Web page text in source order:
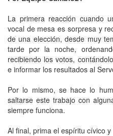
La primera reacción cuando
vocal de mesa es sorpresa y
de una elección, desde muy
tarde por la noche,
recibiendo los votos,
e informar los resultados al
Por lo mismo, se hace lo
saltarse este trabajo con
siempre funciona.
Al final, prima el espíritu cívico